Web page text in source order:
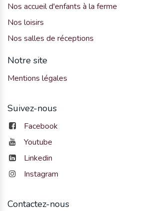
Nos accueil d'enfants à la ferme
Nos loisirs
Nos salles de réceptions
Notre site
Mentions légales
Suivez-nous
Facebook
Youtube
Linkedin
Instagram
Contactez-nous